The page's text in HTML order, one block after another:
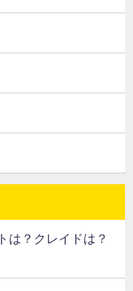
は？クレイドは？